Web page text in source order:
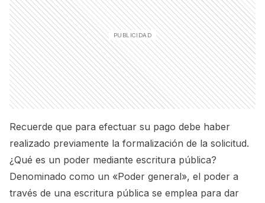
Recuerde que para efectuar su pago debe haber
realizado previamente la formalización de la solicitud.
¿Qué es un poder mediante escritura pública?
Denominado como un «Poder general», el poder a
través de una escritura pública se emplea para dar